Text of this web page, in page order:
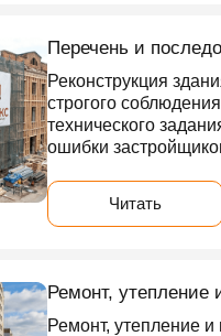
Перечень и
Реконструкция
строгого
технического
ошибки
Читать
Ремонт, утепление
Ремонт, утепление